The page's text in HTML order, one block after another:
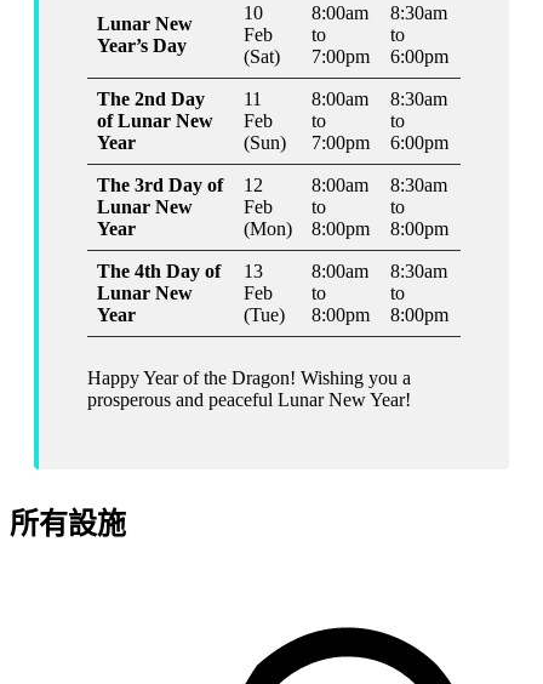
Lunar New
Year’s Day
10
Feb
(Sat)
8:00am
to
7:00pm
8:30am
to
6:00pm
The 2nd Day
of Lunar New
Year
11
Feb
(Sun)
8:00am
to
7:00pm
8:30am
to
6:00pm
The 3rd Day of
Lunar New
Year
12
Feb
(Mon)
8:00am
to
8:00pm
8:30am
to
8:00pm
The 4th Day of
Lunar New
Year
13
Feb
(Tue)
8:00am
to
8:00pm
8:30am
to
8:00pm
Happy Year of the Dragon! Wishing you a
prosperous and peaceful Lunar New Year!
所有設施